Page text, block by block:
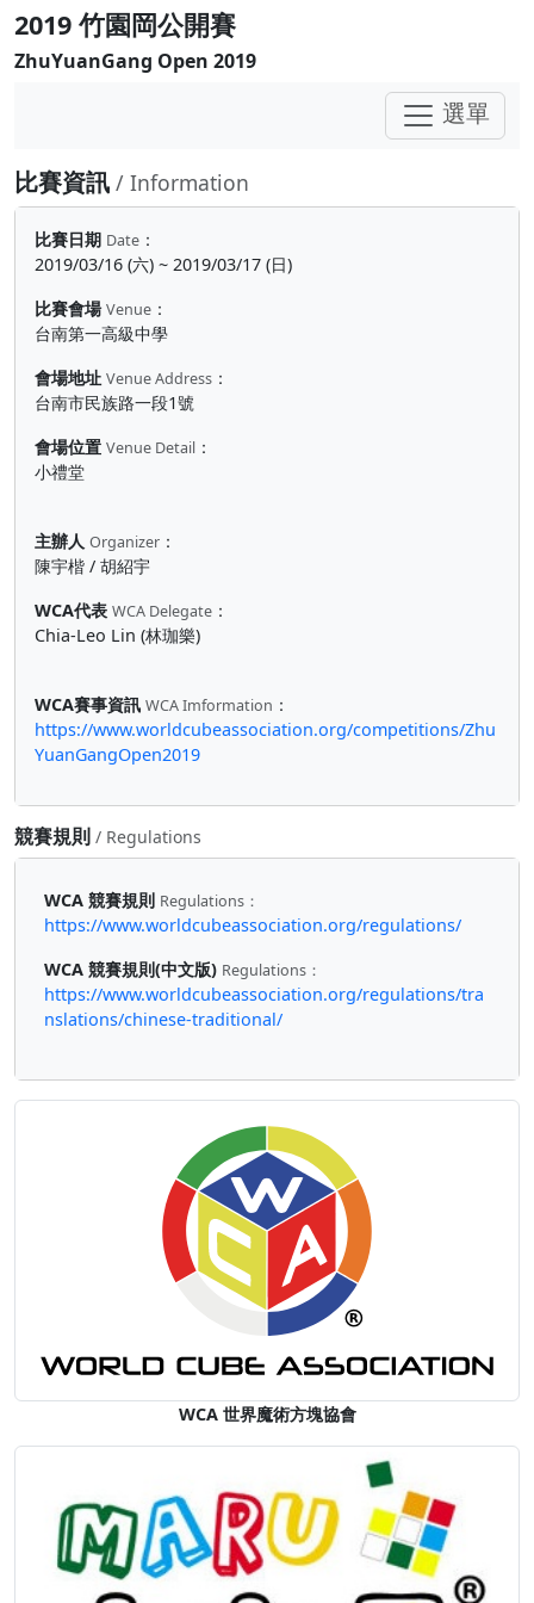
2019 竹園岡公開賽
ZhuYuanGang Open 2019
選單
比賽資訊 / Information
比賽日期 Date ：
2019/03/16 (六) ~ 2019/03/17 (日)
比賽會場 Venue ：
台南第一高級中學
會場地址 Venue Address ：
台南市民族路一段1號
會場位置 Venue Detail ：
小禮堂
主辦人 Organizer ：
陳宇楷 / 胡紹宇
WCA代表 WCA Delegate ：
Chia-Leo Lin (林珈樂)
WCA賽事資訊 WCA Imformation ：
https://www.worldcubeassociation.org/competitions/Zhu
YuanGangOpen2019
競賽規則 / Regulations
WCA 競賽規則 Regulations：
https://www.worldcubeassociation.org/regulations/
WCA 競賽規則(中文版) Regulations：
https://www.worldcubeassociation.org/regulations/tra
nslations/chinese-traditional/
WCA 世界魔術方塊協會